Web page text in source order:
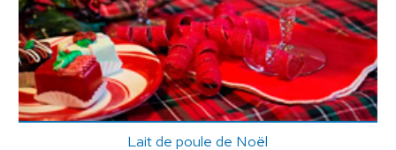
Lait de poule de Noël